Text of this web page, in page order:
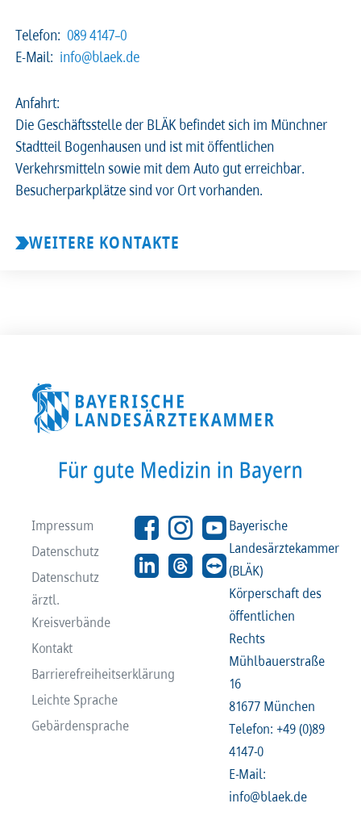
Telefon: 089 4147–0
E-Mail: info@blaek.de
Anfahrt:
Die Geschäftsstelle der BLÄK befindet sich im Münchner
Stadtteil Bogenhausen und ist mit öffentlichen
Verkehrsmitteln sowie mit dem Auto gut erreichbar.
Besucherparkplätze sind vor Ort vorhanden.
WEITERE KONTAKTE
Impressum
Datenschutz
Datenschutz
ärztl.
Kreisverbände
Kontakt
Barrierefreiheitserklärung
Leichte Sprache
Gebärdensprache
Bayerische
Landesärztekammer
(BLÄK)
Körperschaft des
öffentlichen
Rechts
Mühlbauerstraße
16
81677 München
Telefon: +49 (0)89
4147-0
E-Mail:
info@blaek.de